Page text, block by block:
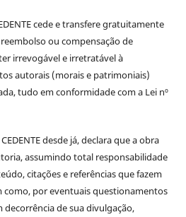
cede e transfere gratuitamente
ou compensação de
irrevogável e irretratável à
autorais (morais e patrimoniais)
tudo em conformidade com a Lei nº
desde já, declara que a obra
assumindo total responsabilidade
citações e referências que fazem
como, por eventuais questionamentos
decorrência de sua divulgação,